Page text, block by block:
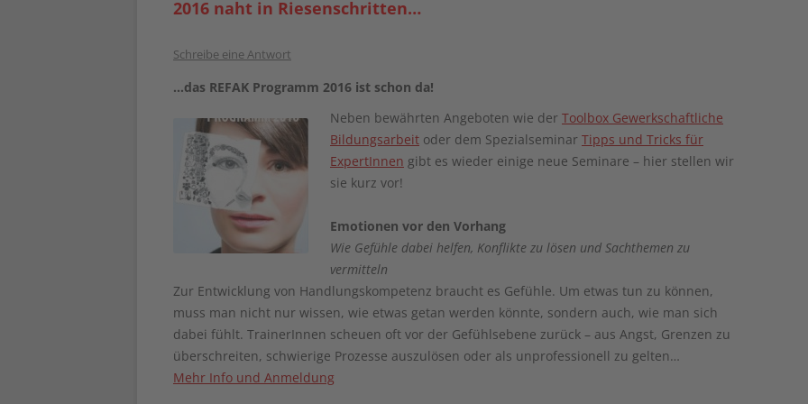
2016 naht in Riesenschritten…
Schreibe eine Antwort
…das REFAK Programm 2016 ist schon da!
Neben bewährten Angeboten wie der Toolbox Gewerkschaftliche
Bildungsarbeit oder dem Spezialseminar Tipps und Tricks für
ExpertInnen gibt es wieder einige neue Seminare – hier stellen wir
sie kurz vor!
Emotionen vor den Vorhang
Wie Gefühle dabei helfen, Konflikte zu lösen und Sachthemen zu
vermitteln
Zur Entwicklung von Handlungskompetenz braucht es Gefühle. Um etwas tun zu können,
muss man nicht nur wissen, wie etwas getan werden könnte, sondern auch, wie man sich
dabei fühlt. TrainerInnen scheuen oft vor der Gefühlsebene zurück – aus Angst, Grenzen zu
überschreiten, schwierige Prozesse auszulösen oder als unprofessionell zu gelten…
Mehr Info und Anmeldung